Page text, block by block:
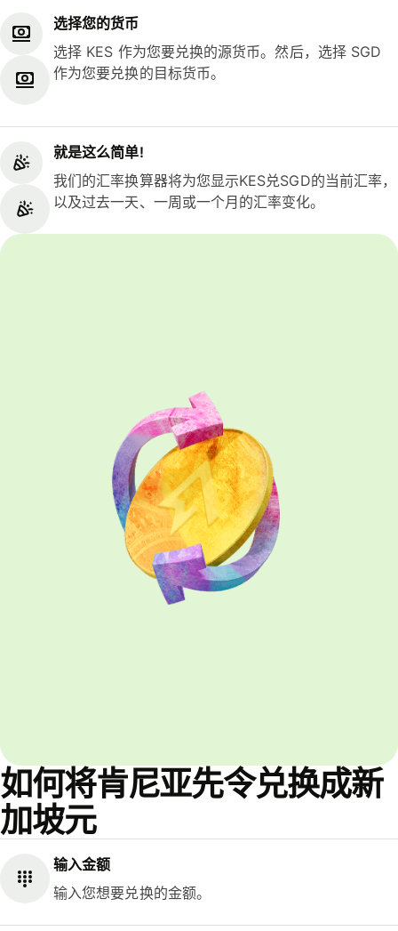
选择您的货币
选择 KES 作为您要兑换的源货币。然后，选择 SGD
作为您要兑换的目标货币。
就是这么简单!
我们的汇率换算器将为您显示KES兑SGD的当前汇率，
以及过去一天、一周或一个月的汇率变化。
如何将肯尼亚先令兑换成新
加坡元
输入金额
输入您想要兑换的金额。